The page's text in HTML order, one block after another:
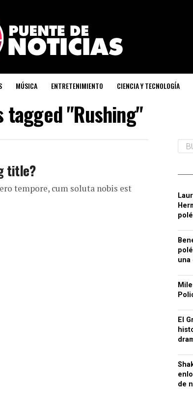
MÚSICA ENTRETENIMIENTO CIENCIA Y TECNOLOGÍA
tagged "Rushing"
title?
tempore, cum soluta nobis est
una
El
de